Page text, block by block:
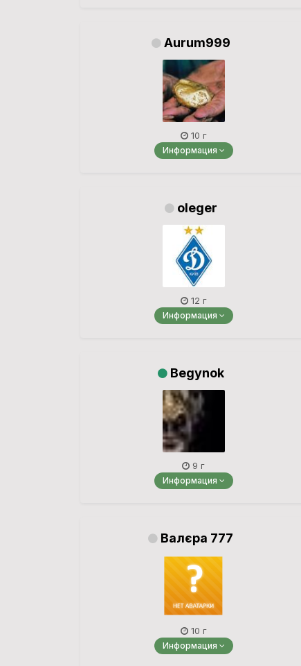
Aurum999
10 г
Информация
oleger
12 г
Информация
Begynok
9 г
Информация
Валєра 777
10 г
Информация